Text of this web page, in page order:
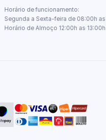
Horário de funcionamento:
Segunda a Sexta-feira de 08:00h as
Horário de Almoço 12:00h as 13:00h